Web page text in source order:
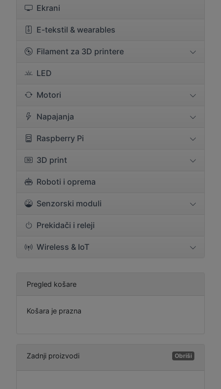
Ekrani
E-tekstil & wearables
Filament za 3D printere
LED
Motori
Napajanja
Raspberry Pi
3D print
Roboti i oprema
Senzorski moduli
Prekidači i releji
Wireless & IoT
Pregled košare
Košara je prazna
Zadnji proizvodi Obriši